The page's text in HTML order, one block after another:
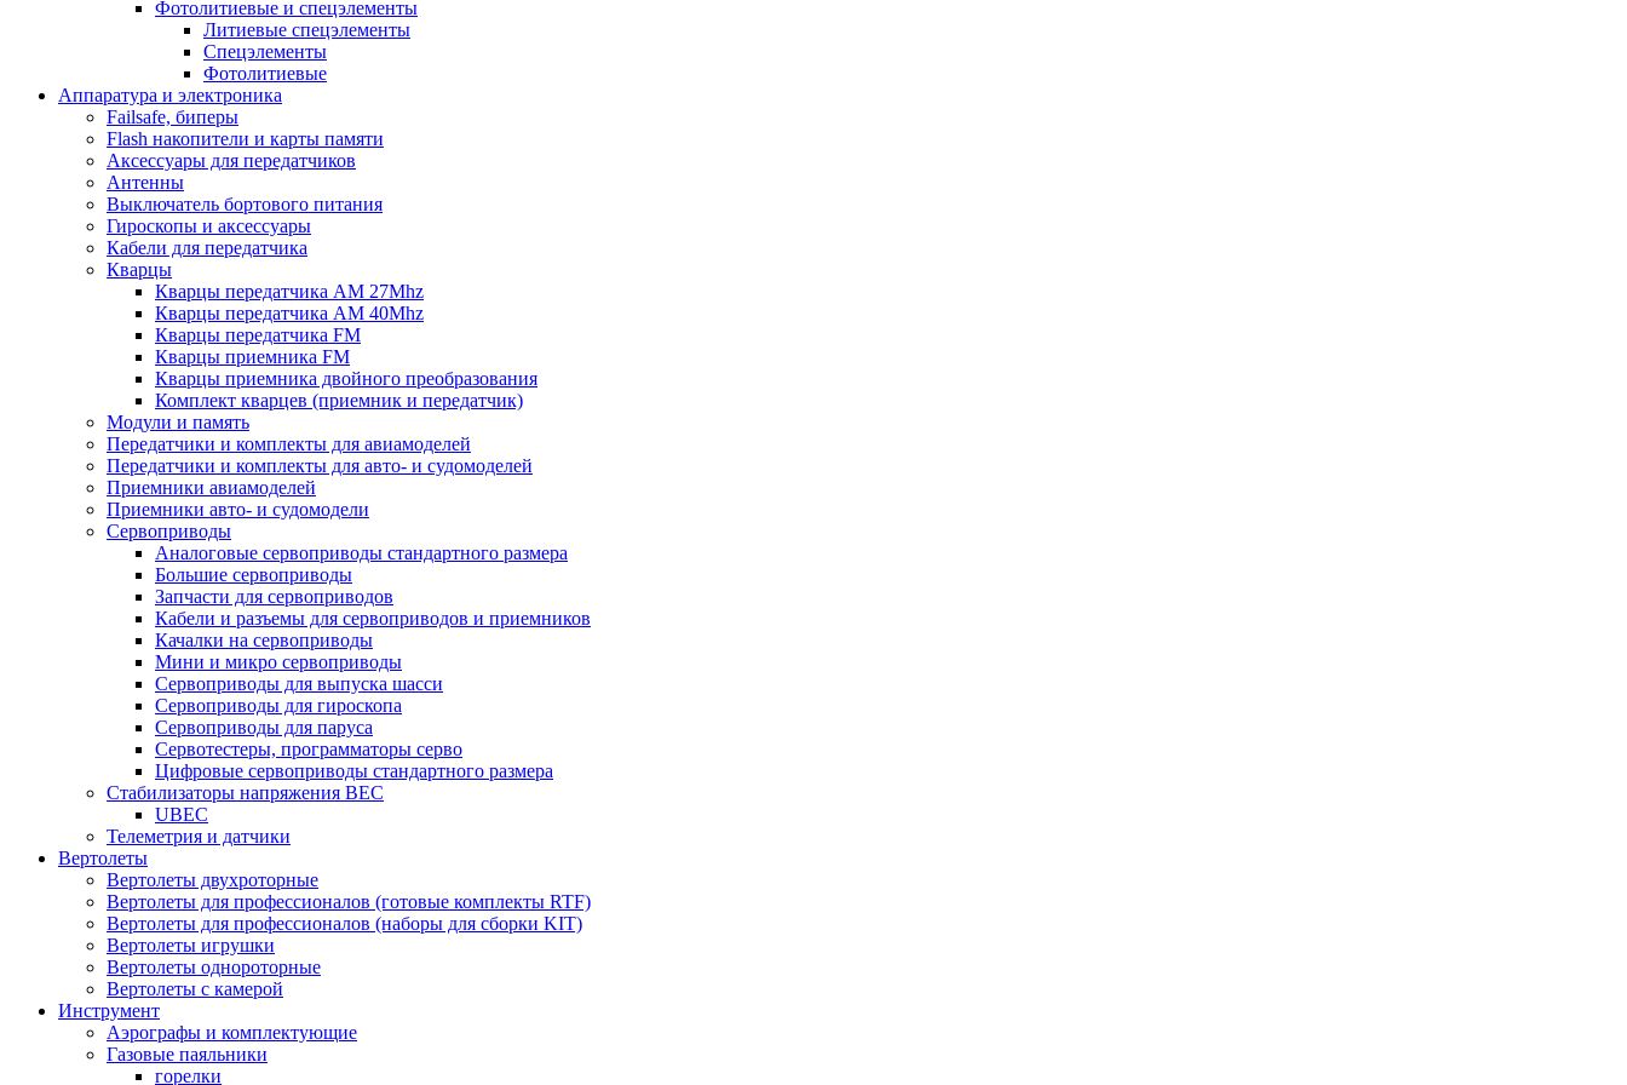
Фотолитиевые и спецэлементы
Литиевые спецэлементы
Спецэлементы
Фотолитиевые
Аппаратура и электроника
Failsafe, биперы
Flash накопители и карты памяти
Аксессуары для передатчиков
Антенны
Выключатель бортового питания
Гироскопы и аксессуары
Кабели для передатчика
Кварцы
Кварцы передатчика AM 27Mhz
Кварцы передатчика AM 40Mhz
Кварцы передатчика FM
Кварцы приемника FM
Кварцы приемника двойного преобразования
Комплект кварцев (приемник и передатчик)
Модули и память
Передатчики и комплекты для авиамоделей
Передатчики и комплекты для авто- и судомоделей
Приемники авиамоделей
Приемники авто- и судомодели
Сервоприводы
Аналоговые сервоприводы стандартного размера
Большие сервоприводы
Запчасти для сервоприводов
Кабели и разъемы для сервоприводов и приемников
Качалки на сервоприводы
Мини и микро сервоприводы
Сервоприводы для выпуска шасси
Сервоприводы для гироскопа
Сервоприводы для паруса
Сервотестеры, программаторы серво
Цифровые сервоприводы стандартного размера
Стабилизаторы напряжения BEC
UBEC
Телеметрия и датчики
Вертолеты
Вертолеты двухроторные
Вертолеты для профессионалов (готовые комплекты RTF)
Вертолеты для профессионалов (наборы для сборки KIT)
Вертолеты игрушки
Вертолеты однороторные
Вертолеты с камерой
Инструмент
Аэрографы и комплектующие
Газовые паяльники
горелки